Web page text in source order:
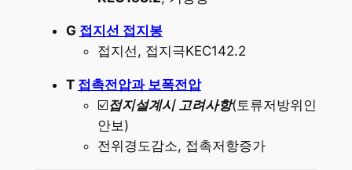
G 접지선 접지봉
접지선, 접지극KEC142.2
T 접촉전압과 보폭전압
☑️접지설계시 고려사항(토류저방위인
안보)
전위경도감소, 접촉저항증가